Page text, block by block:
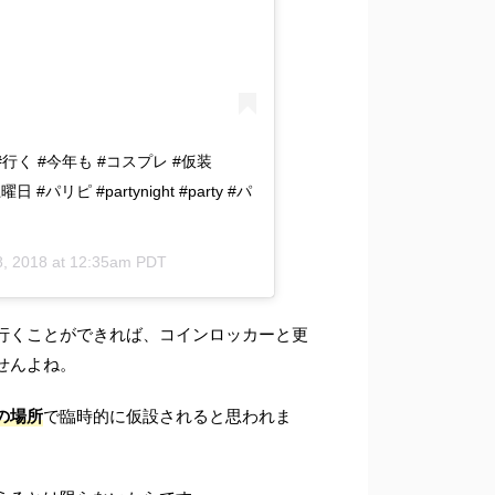
く #今年も #コスプレ #仮装
日 #パリピ #partynight #party #パ
2018 at 12:35am PDT
ことができれば、コインロッカーと更
よね。
場所で臨時的に仮設されると思われま